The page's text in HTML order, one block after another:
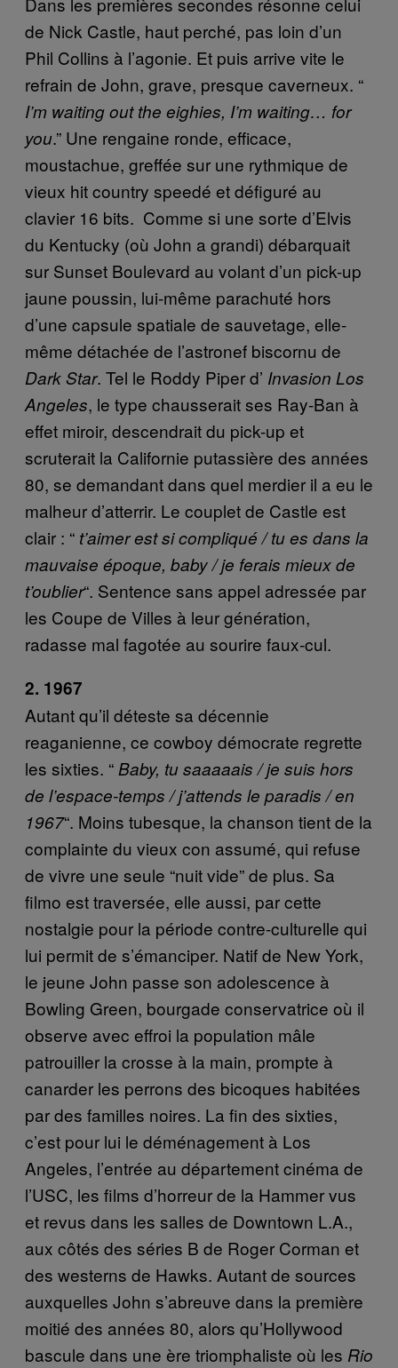
de Nick Castle, haut perché, pas loin d’un
Phil Collins à l’agonie. Et puis arrive vite le
refrain de John, grave, presque caverneux. “
I’m waiting out the eighies, I’m waiting… for
you.” Une rengaine ronde, efficace,
moustachue, greffée sur une rythmique de
vieux hit country speedé et défiguré au
clavier 16 bits. Comme si une sorte d’Elvis
du Kentucky (où John a grandi) débarquait
sur Sunset Boulevard au volant d’un pick-up
jaune poussin, lui-même parachuté hors
d’une capsule spatiale de sauvetage, elle-
même détachée de l’astronef biscornu de
Dark Star. Tel le Roddy Piper d’ Invasion Los
Angeles, le type chausserait ses Ray-Ban à
effet miroir, descendrait du pick-up et
scruterait la Californie putassière des années
80, se demandant dans quel merdier il a eu le
malheur d’atterrir. Le couplet de Castle est
clair : “ t’aimer est si compliqué / tu es dans la
mauvaise époque, baby / je ferais mieux de
t’oublier“. Sentence sans appel adressée par
les Coupe de Villes à leur génération,
radasse mal fagotée au sourire faux-cul.
2. 1967
Autant qu’il déteste sa décennie
reaganienne, ce cowboy démocrate regrette
les sixties. “ Baby, tu saaaaais / je suis hors
de l’espace-temps / j’attends le paradis / en
1967“. Moins tubesque, la chanson tient de la
complainte du vieux con assumé, qui refuse
de vivre une seule “nuit vide” de plus. Sa
filmo est traversée, elle aussi, par cette
nostalgie pour la période contre-culturelle qui
lui permit de s’émanciper. Natif de New York,
le jeune John passe son adolescence à
Bowling Green, bourgade conservatrice où il
observe avec effroi la population mâle
patrouiller la crosse à la main, prompte à
canarder les perrons des bicoques habitées
par des familles noires. La fin des sixties,
c’est pour lui le déménagement à Los
Angeles, l’entrée au département cinéma de
l’USC, les films d’horreur de la Hammer vus
et revus dans les salles de Downtown L.A.,
aux côtés des séries B de Roger Corman et
des westerns de Hawks. Autant de sources
auxquelles John s’abreuve dans la première
moitié des années 80, alors qu’Hollywood
bascule dans une ère triomphaliste où les Rio